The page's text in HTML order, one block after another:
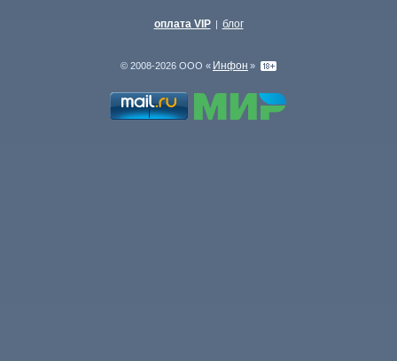
оплата VIP | блог
© 2008-2026 ООО « Инфон »